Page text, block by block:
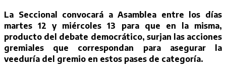
La Seccional convocará a Asamblea entre los días
martes 12 y miércoles 13 para que en la misma,
producto del debate democrático, surjan las acciones
gremiales que correspondan para asegurar la
veeduría del gremio en estos pases de categoría.